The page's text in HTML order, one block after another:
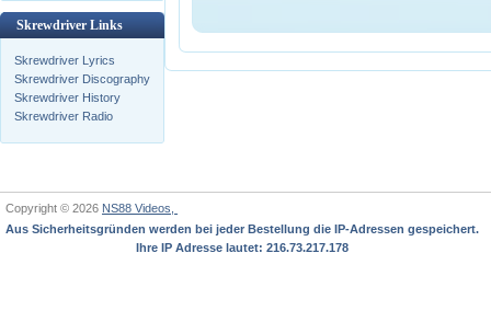
Skrewdriver Links
Skrewdriver Lyrics
Skrewdriver Discography
Skrewdriver History
Skrewdriver Radio
Copyright © 2026 NS88 Videos,
Aus Sicherheitsgründen werden bei jeder Bestellung die IP-Adressen gespeichert.
Ihre IP Adresse lautet: 216.73.217.178